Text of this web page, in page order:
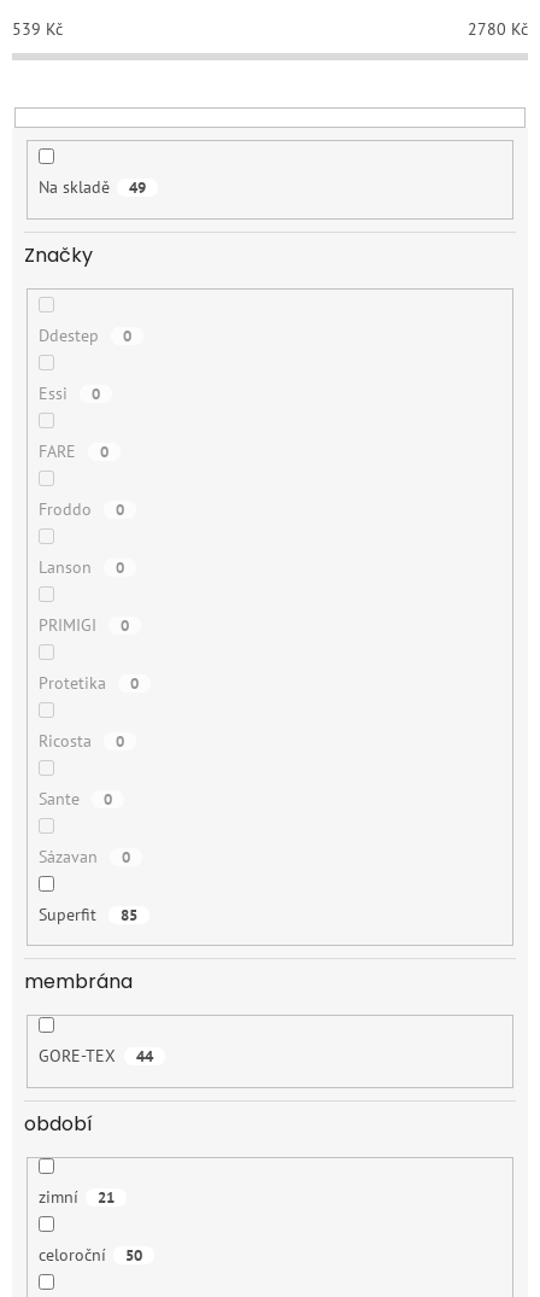
d
u
t
ů
539 Kč 2780 Kč
Na skladě 49
Značky
Ddestep 0
Essi 0
FARE 0
Froddo 0
Lanson 0
PRIMIGI 0
Protetika 0
Ricosta 0
Sante 0
Sázavan 0
Superfit 85
membrána
GORE-TEX 44
období
zimní 21
celoroční 50